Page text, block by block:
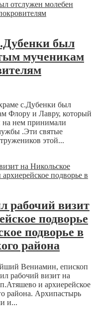
был
мученикам
с.Дубенки был
Флору и Лавру, который
на нем принимали
.Эти святые
этой...
рабочий визит
подворье
подворье в
района
Вениамин, епископ
рабочий визит на
и архиерейское
района. Архипастырь
и...